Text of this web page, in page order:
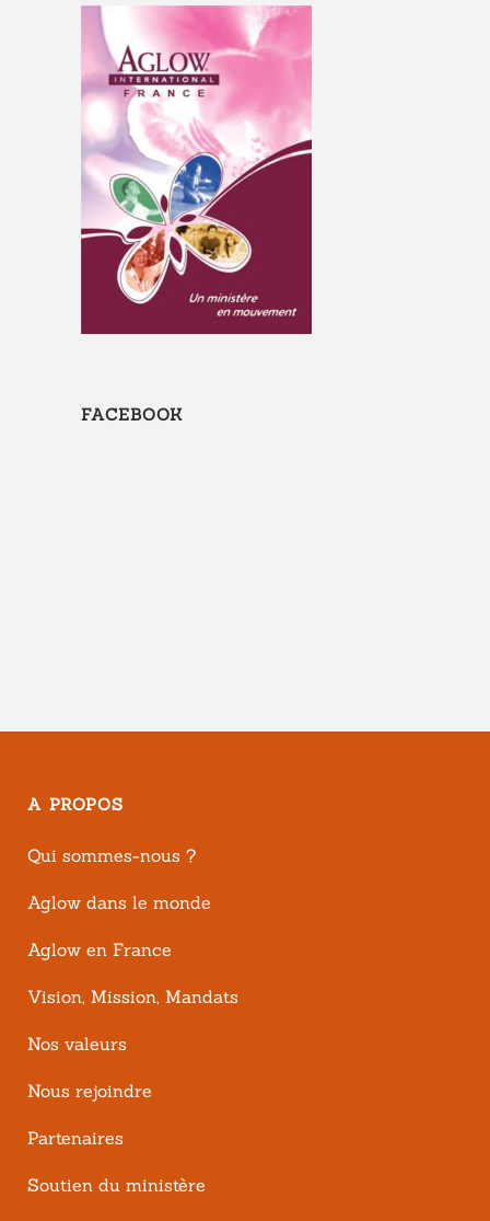
FACEBOOK
A PROPOS
Qui sommes-nous ?
Aglow dans le monde
Aglow en France
Vision, Mission, Mandats
Nos valeurs
Nous rejoindre
Partenaires
Soutien du ministère